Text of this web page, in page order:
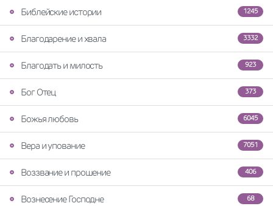
1245
Библейские истории
3332
Благодарение и хвала
923
Благодать и милость
373
Бог Отец
6045
Божья любовь
7051
Вера и упование
406
Воззвание и прошение
68
Вознесение Господне